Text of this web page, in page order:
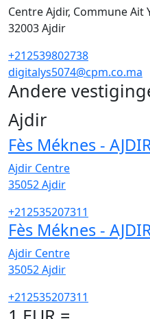
Centre Ajdir, Commune Ait
32003Ajdir
+212539802738
digitalys5074@cpm.co.ma
Andere
Ajdir
Fès Méknes -
Ajdir Centre
35052Ajdir
+212535207311
Fès Méknes -
Ajdir Centre
35052Ajdir
+212535207311